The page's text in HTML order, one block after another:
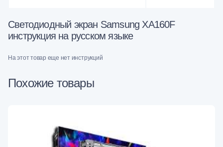
Светодиодный экран Samsung XA160F
инструкция на русском языке
На этот товар еще нет инструкций
Похожие товары